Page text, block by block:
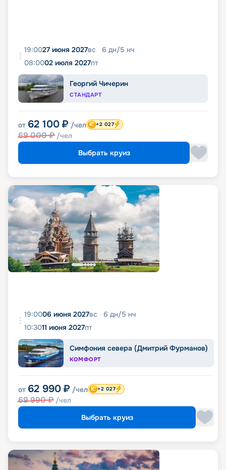
19:0027 июня 2027вс 6 дн/5 нч
08:0002 июля 2027пт
Георгий Чичерин
СТАНДАРТ
от 62 100 ₽ /чел
69 000₽ /чел
+2 027
Выбрать круиз
19:0006 июня 2027вс 6 дн/5 нч
10:3011 июня 2027пт
Симфония севера (Дмитрий Фурманов)
КОМФОРТ
от 62 990 ₽ /чел
69 990₽ /чел
+2 027
Выбрать круиз